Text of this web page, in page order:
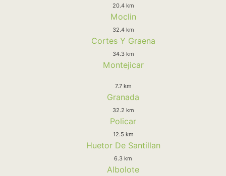
20.4 km
Moclin
32.4 km
Cortes Y Graena
34.3 km
Montejicar
7.7 km
Granada
32.2 km
Policar
12.5 km
Huetor De Santillan
6.3 km
Albolote